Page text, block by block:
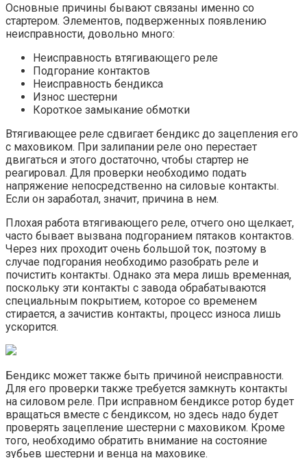
Основные причины бывают связаны именно со
стартером. Элементов, подверженных появлению
неисправности, довольно много:
Неисправность втягивающего реле
Подгорание контактов
Неисправность бендикса
Износ шестерни
Короткое замыкание обмотки
Втягивающее реле сдвигает бендикс до зацепления его
с маховиком. При залипании реле оно перестает
двигаться и этого достаточно, чтобы стартер не
реагировал. Для проверки необходимо подать
напряжение непосредственно на силовые контакты.
Если он заработал, значит, причина в нем.
Плохая работа втягивающего реле, отчего оно щелкает,
часто бывает вызвана подгоранием пятаков контактов.
Через них проходит очень большой ток, поэтому в
случае подгорания необходимо разобрать реле и
почистить контакты. Однако эта мера лишь временная,
поскольку эти контакты с завода обрабатываются
специальным покрытием, которое со временем
стирается, а зачистив контакты, процесс износа лишь
ускорится.
Бендикс может также быть причиной неисправности.
Для его проверки также требуется замкнуть контакты
на силовом реле. При исправном бендиксе ротор будет
вращаться вместе с бендиксом, но здесь надо будет
проверять зацепление шестерни с маховиком. Кроме
того, необходимо обратить внимание на состояние
зубьев шестерни и венца на маховике.